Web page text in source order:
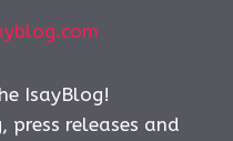
IsayBlog!
press releases and